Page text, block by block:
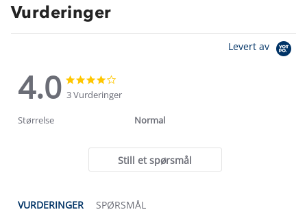
Vurderinger
Levert av
4.0
4.0
star
rating
star
3 Vurderinger
Størrelse Normal
Still et spørsmål
VURDERINGER SPØRSMÅL